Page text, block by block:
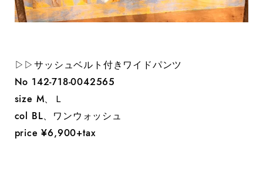
▷▷サッシュベルト付きワイドパンツ
No 142-718-0042565
size M、Ｌ
col BL、ワンウォッシュ
price ¥6,900+tax